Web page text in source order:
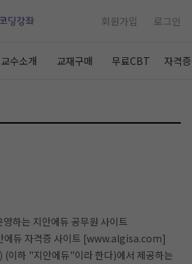
회원가입 로그인
교수소개 교재구매 무료CBT 자격
하는 지안에듀 공무원 사이트
에듀 자격증 사이트 [www.algisa.com]
(이하 "지안에듀"이라 한다)에서 제공하는